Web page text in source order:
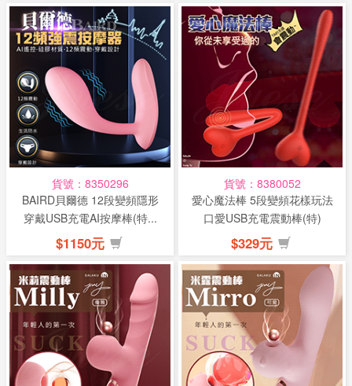
貨號：8350296
BAIRD貝爾德 12段變頻隱形
穿戴USB充電AI按摩棒(特...
$1150元
貨號：8380052
愛心魔法棒 5段變頻花樣玩法
口愛USB充電震動棒(特)
$329元